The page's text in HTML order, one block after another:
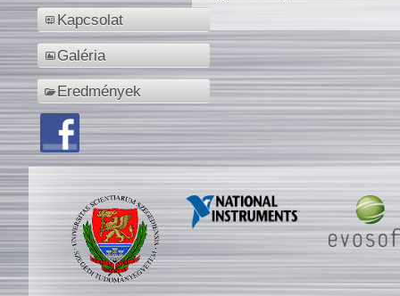
Kapcsolat
Galéria
Eredmények